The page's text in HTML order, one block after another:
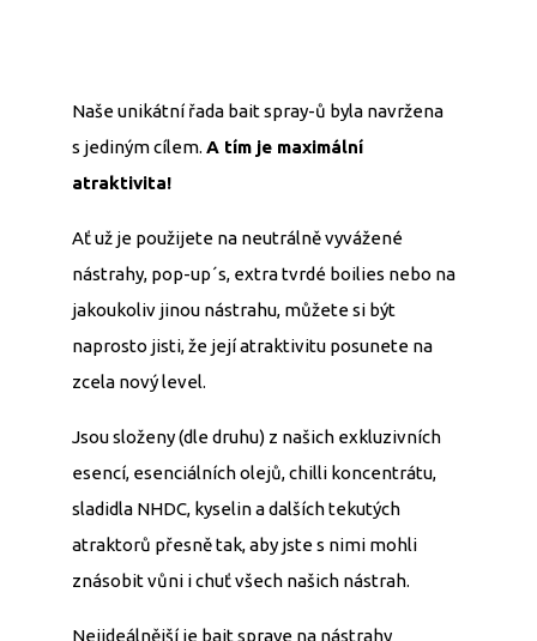
Naše unikátní řada bait spray-ů byla navržena
s jediným cílem. A tím je maximální
atraktivita!
Ať už je použijete na neutrálně vyvážené
nástrahy, pop-up´s, extra tvrdé boilies nebo na
jakoukoliv jinou nástrahu, můžete si být
naprosto jisti, že její atraktivitu posunete na
zcela nový level.
Jsou složeny (dle druhu) z našich exkluzivních
esencí, esenciálních olejů, chilli koncentrátu,
sladidla NHDC, kyselin a dalších tekutých
atraktorů přesně tak, aby jste s nimi mohli
znásobit vůni i chuť všech našich nástrah.
Nejideálnější je bait spraye na nástrahy